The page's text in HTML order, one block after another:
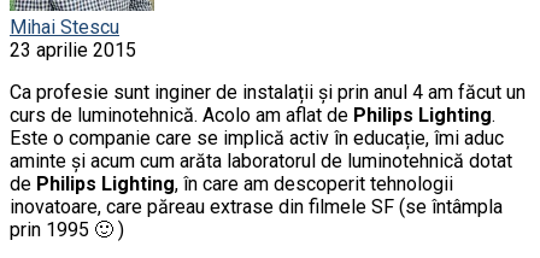
Mihai Stescu
23 aprilie 2015
Ca profesie sunt inginer de instalații și prin anul 4 am făcut un
curs de luminotehnică. Acolo am aflat de Philips Lighting.
Este o companie care se implică activ în educație, îmi aduc
aminte și acum cum arăta laboratorul de luminotehnică dotat
de Philips Lighting, în care am descoperit tehnologii
inovatoare, care păreau extrase din filmele SF (se întâmpla
prin 1995 🙂 )